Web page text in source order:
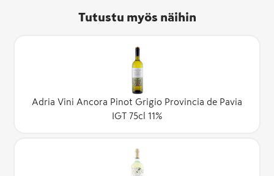
Tutustu myös näihin
Adria Vini Ancora Pinot Grigio Provincia de Pavia
IGT 75cl 11%